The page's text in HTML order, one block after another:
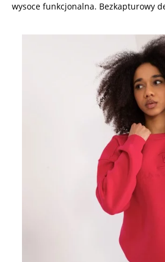
wysoce funkcjonalna. Bezkapturowy